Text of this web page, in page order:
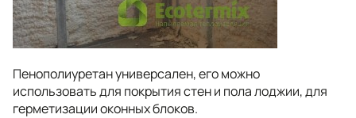
Пенополиуретан универсален, его можно
использовать для покрытия стен и пола лоджии, для
герметизации оконных блоков.